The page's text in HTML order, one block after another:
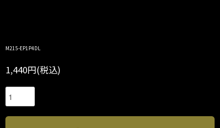
M215-EP1P4DL
1,440円(税込)